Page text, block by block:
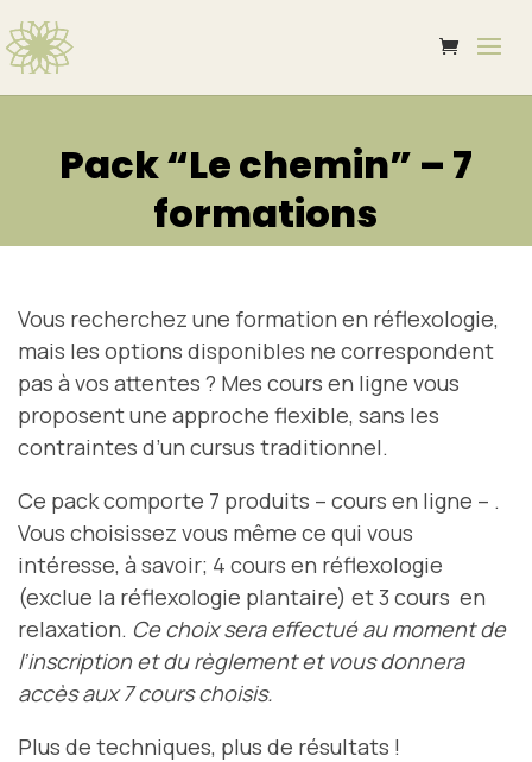
Pack “Le chemin” – 7
formations
Vous recherchez une formation en réflexologie,
mais les options disponibles ne correspondent
pas à vos attentes ? Mes cours en ligne vous
proposent une approche flexible, sans les
contraintes d’un cursus traditionnel.
Ce pack comporte 7 produits – cours en ligne – .
Vous choisissez vous même ce qui vous
intéresse, à savoir; 4 cours en réflexologie
(exclue la réflexologie plantaire) et 3 cours en
relaxation. Ce choix sera effectué au moment de
l’inscription et du règlement et vous donnera
accès aux 7 cours choisis.
Plus de techniques, plus de résultats !